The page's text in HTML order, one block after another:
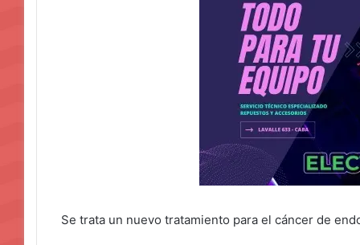
Se trata un nuevo tratamiento para el cáncer de